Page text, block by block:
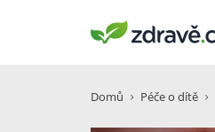
Domů Péče o dítě